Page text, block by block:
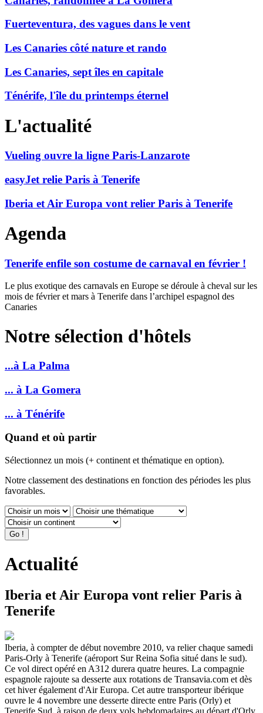
Fuerteventura, des vagues dans le vent
Les Canaries côté nature et rando
Les Canaries, sept îles en capitale
Ténérife, l'île du printemps éternel
L'actualité
Vueling ouvre la ligne Paris-Lanzarote
easyJet relie Paris à Tenerife
Iberia et Air Europa vont relier Paris à Tenerife
Agenda
Tenerife enfile son costume de carnaval en février !
Le plus exotique des carnavals en Europe se déroule à cheval sur les
mois de février et mars à Tenerife dans l’archipel espagnol des
Canaries
Notre sélection d'hôtels
...à La Palma
... à La Gomera
... à Ténérife
Quand et où partir
Sélectionnez un mois (+ continent et thématique en option).
Notre classement des destinations en fonction des périodes les plus
favorables.
Actualité
Iberia et Air Europa vont relier Paris à
Tenerife
Iberia, à compter de début novembre 2010, va relier chaque samedi
Paris-Orly à Tenerife (aéroport Sur Reina Sofia situé dans le sud).
Ce vol direct opéré en A312 durera quatre heures. La compagnie
espagnole rajoute sa desserte aux rotations de Transavia.com et dès
cet hiver également d'Air Europa. Cet autre transporteur ibérique
ouvre le 4 novembre une desserte directe entre Paris (Orly) et
Tenerife Sud, à raison de deux vols hebdomadaires au départ d'Orly